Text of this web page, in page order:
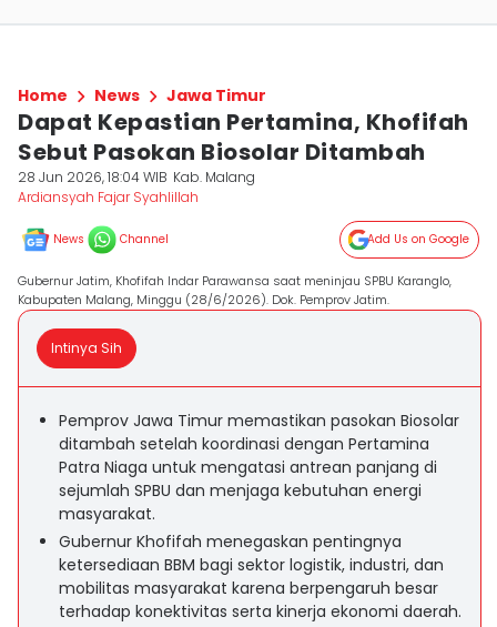
Home News Jawa Timur
Dapat Kepastian Pertamina, Khofifah
Sebut Pasokan Biosolar Ditambah
28 Jun 2026, 18:04 WIB Kab. Malang
Ardiansyah Fajar Syahlillah
News Channel Add Us on Google
Gubernur Jatim, Khofifah Indar Parawansa saat meninjau SPBU Karanglo,
Kabupaten Malang, Minggu (28/6/2026). Dok. Pemprov Jatim.
Intinya Sih
Pemprov Jawa Timur memastikan pasokan Biosolar
ditambah setelah koordinasi dengan Pertamina
Patra Niaga untuk mengatasi antrean panjang di
sejumlah SPBU dan menjaga kebutuhan energi
masyarakat.
Gubernur Khofifah menegaskan pentingnya
ketersediaan BBM bagi sektor logistik, industri, dan
mobilitas masyarakat karena berpengaruh besar
terhadap konektivitas serta kinerja ekonomi daerah.